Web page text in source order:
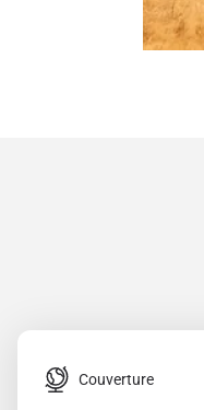
Couverture